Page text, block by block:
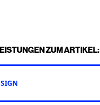
ZUM ARTIKEL: